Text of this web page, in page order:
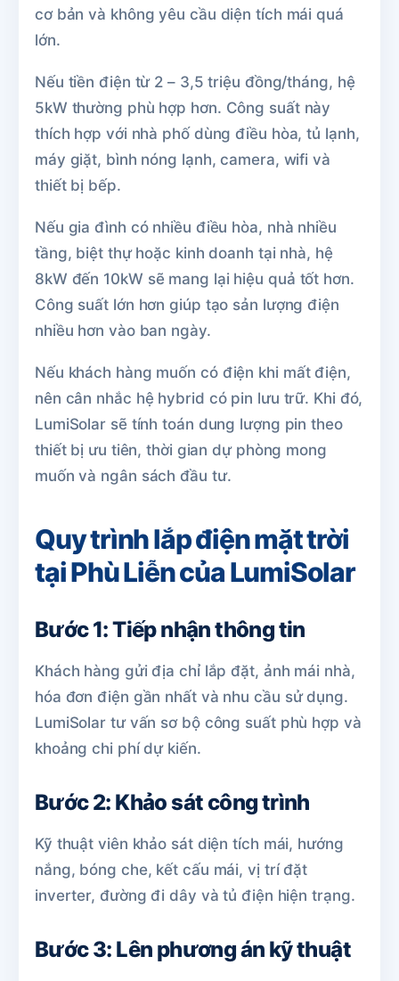
cơ bản và không yêu cầu diện tích mái quá
lớn.
Nếu tiền điện từ 2 – 3,5 triệu đồng/tháng, hệ
5kW thường phù hợp hơn. Công suất này
thích hợp với nhà phố dùng điều hòa, tủ lạnh,
máy giặt, bình nóng lạnh, camera, wifi và
thiết bị bếp.
Nếu gia đình có nhiều điều hòa, nhà nhiều
tầng, biệt thự hoặc kinh doanh tại nhà, hệ
8kW đến 10kW sẽ mang lại hiệu quả tốt hơn.
Công suất lớn hơn giúp tạo sản lượng điện
nhiều hơn vào ban ngày.
Nếu khách hàng muốn có điện khi mất điện,
nên cân nhắc hệ hybrid có pin lưu trữ. Khi đó,
LumiSolar sẽ tính toán dung lượng pin theo
thiết bị ưu tiên, thời gian dự phòng mong
muốn và ngân sách đầu tư.
Quy trình lắp điện mặt trời
tại Phù Liễn của LumiSolar
Bước 1: Tiếp nhận thông tin
Khách hàng gửi địa chỉ lắp đặt, ảnh mái nhà,
hóa đơn điện gần nhất và nhu cầu sử dụng.
LumiSolar tư vấn sơ bộ công suất phù hợp và
khoảng chi phí dự kiến.
Bước 2: Khảo sát công trình
Kỹ thuật viên khảo sát diện tích mái, hướng
nắng, bóng che, kết cấu mái, vị trí đặt
inverter, đường đi dây và tủ điện hiện trạng.
Bước 3: Lên phương án kỹ thuật